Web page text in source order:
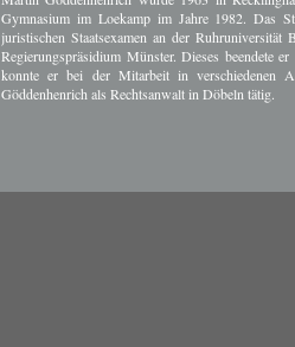
Gymnasium im Loekamp im Jahre 1982. Das
juristischen Staatsexamen an der
Regierungspräsidium Münster. Dieses beendete
konnte er bei der Mitarbeit in verschiedenen
Göddenhenrich als Rechtsanwalt in Döbeln tätig.